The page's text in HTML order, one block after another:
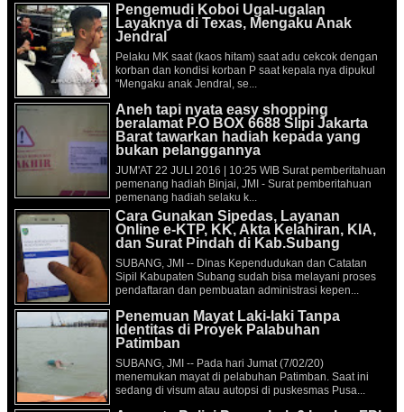
Pengemudi Koboi Ugal-ugalan
Layaknya di Texas, Mengaku Anak
Jendral
Pelaku MK saat (kaos hitam) saat adu cekcok dengan
korban dan kondisi korban P saat kepala nya dipukul
"Mengaku anak Jendral, se...
Aneh tapi nyata easy shopping
beralamat P.O BOX 6688 Slipi Jakarta
Barat tawarkan hadiah kepada yang
bukan pelanggannya
JUM'AT 22 JULI 2016 | 10:25 WIB Surat pemberitahuan
pemenang hadiah Binjai, JMI - Surat pemberitahuan
pemenang hadiah selaku k...
Cara Gunakan Sipedas, Layanan
Online e-KTP, KK, Akta Kelahiran, KIA,
dan Surat Pindah di Kab.Subang
SUBANG, JMI -- Dinas Kependudukan dan Catatan
Sipil Kabupaten Subang sudah bisa melayani proses
pendaftaran dan pembuatan administrasi kepen...
Penemuan Mayat Laki-laki Tanpa
Identitas di Proyek Palabuhan
Patimban
SUBANG, JMI -- Pada hari Jumat (7/02/20)
menemukan mayat di pelabuhan Patimban. Saat ini
sedang di visum atau autopsi di puskesmas Pusa...